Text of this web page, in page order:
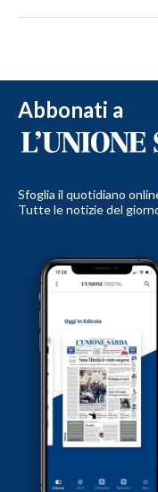
Abbonati a
Sfoglia il quotidiano
Tutte le notizie del